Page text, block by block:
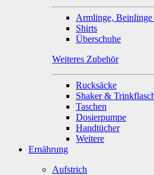
Armlinge,
Shirts
Überschuhe
Weiteres Zubehör
Rucksäcke
Shaker &
Taschen
Dosierpumpe
Handtücher
Weitere
Ernährung
Aufstrich